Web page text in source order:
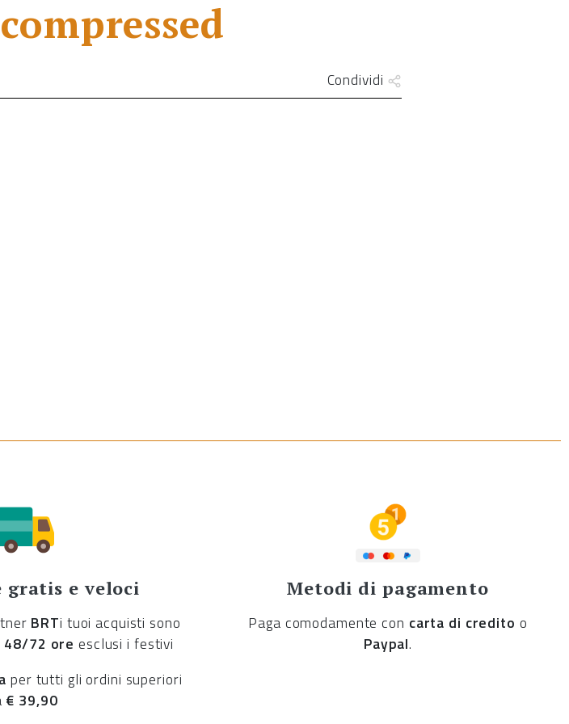
Condividi
gratis e veloci
BRTi tuoi acquisti sono
48/72 ore esclusi i festivi
per tutti gli ordini superiori
€ 39,90
Metodi di pagamento
Paga comodamente con carta di credito o
Paypal.